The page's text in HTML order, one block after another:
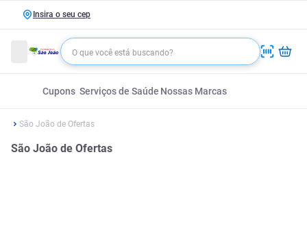
Insira o seu cep
Cupons Serviços de Saúde Nossas Marcas
São João de Ofertas
São João de Ofertas